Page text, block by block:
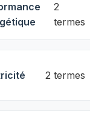
2
termes
2 termes